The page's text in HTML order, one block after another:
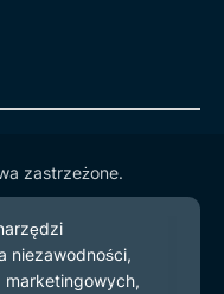
zastrzeżone.